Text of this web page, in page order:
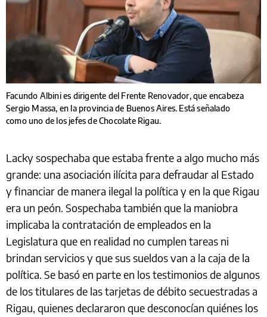
Facundo Albini es dirigente del Frente Renovador, que encabeza
Sergio Massa, en la provincia de Buenos Aires. Está señalado
como uno de los jefes de Chocolate Rigau.
Lacky sospechaba que estaba frente a algo mucho más
grande: una asociación ilícita para defraudar al Estado
y financiar de manera ilegal la política y en la que Rigau
era un peón. Sospechaba también que la maniobra
implicaba la contratación de empleados en la
Legislatura que en realidad no cumplen tareas ni
brindan servicios y que sus sueldos van a la caja de la
política. Se basó en parte en los testimonios de algunos
de los titulares de las tarjetas de débito secuestradas a
Rigau, quienes declararon que desconocían quiénes los